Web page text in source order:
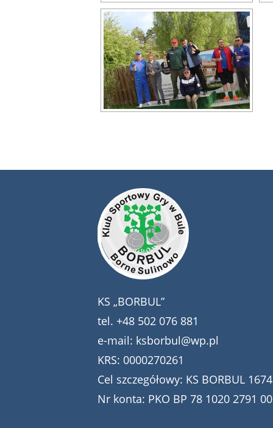
KS „BORBUL”
tel. +48 502 076 881
e-mail: ksborbul@wp.pl
KRS: 0000270261
Cel szczegółowy: KS BORBUL
Nr konta: PKO BP 78 1020 2791